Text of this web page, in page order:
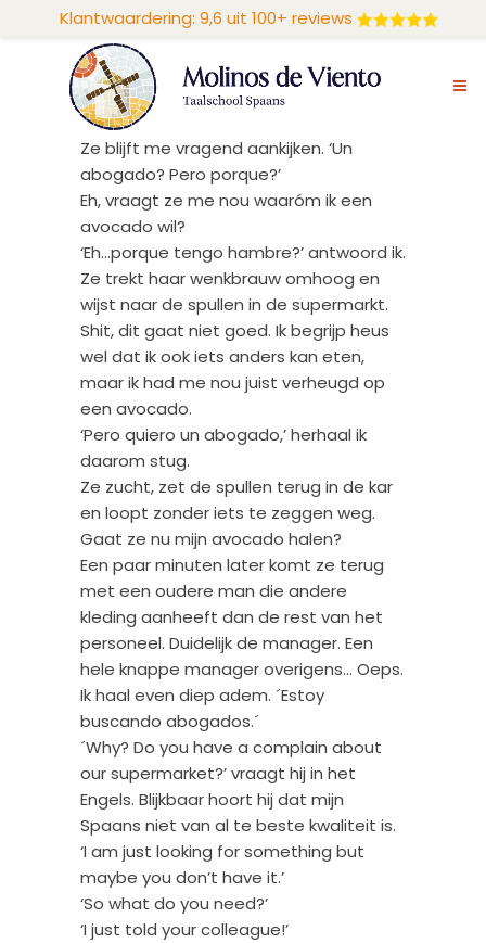
avocado’s?
‘Abogados?’ probeer ik
Het meisje kijkt me vragend aan. ‘Que?
Un abogado?’
‘Si!’
Ze blijft me vragend aankijken. ‘Un
abogado? Pero porque?’
Eh, vraagt ze me nou waaróm ik een
avocado wil?
‘Eh…porque tengo hambre?’ antwoord ik.
Ze trekt haar wenkbrauw omhoog en
wijst naar de spullen in de supermarkt.
Shit, dit gaat niet goed. Ik begrijp heus
wel dat ik ook iets anders kan eten,
maar ik had me nou juist verheugd op
een avocado.
‘Pero quiero un abogado,’ herhaal ik
daarom stug.
Ze zucht, zet de spullen terug in de kar
en loopt zonder iets te zeggen weg.
Gaat ze nu mijn avocado halen?
Een paar minuten later komt ze terug
met een oudere man die andere
kleding aanheeft dan de rest van het
personeel. Duidelijk de manager. Een
hele knappe manager overigens… Oeps.
Ik haal even diep adem. ´Estoy
buscando abogados.´
´Why? Do you have a complain about
our supermarket?’ vraagt hij in het
Engels. Blijkbaar hoort hij dat mijn
Spaans niet van al te beste kwaliteit is.
‘I am just looking for something but
maybe you don’t have it.’
‘So what do you need?’
‘I just told your colleague!’
Klantwaardering: 9,6 uit 100+ reviews